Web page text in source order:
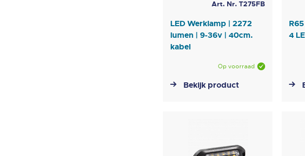
Art. Nr. T275FB
LED Werklamp | 2272
lumen | 9-36v | 40cm.
kabel
Op voorraad
Bekijk product
4